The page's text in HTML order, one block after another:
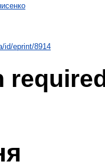
id/eprint/8914